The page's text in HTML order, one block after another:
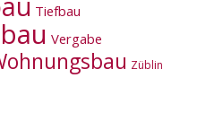
Tiefbau
Vergabe
Züblin